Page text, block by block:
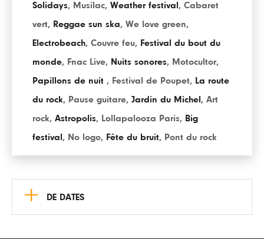
Solidays, Musilac, Weather festival , Cabaret
vert, Reggae sun ska, We love green,
Electrobeach, Couvre feu, Festival du bout du
monde, Fnac Live, Nuits sonores, Motocultor,
Papillons de nuit , Festival de Poupet, La route
du rock, Pause guitare, Jardin du Michel , Art
rock, Astropolis, Lollapalooza Paris, Big
festival , No logo, Fête du bruit, Pont du rock
+ DE DATES